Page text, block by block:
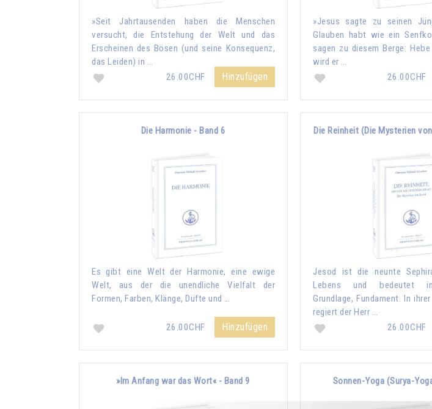
»Seit Jahrtausenden haben die Menschen
versucht, die Entstehung der Welt und das
Erscheinen des Bösen (und seine Konsequenz,
das Leiden) in …
26.00CHF
Hinzufügen
»Jesus sagte zu seinen
Glauben habt wie ein
sagen zu diesem Berge:
wird er …
26.00CHF
Die Harmonie - Band 6
Es gibt eine Welt der Harmonie, eine ewige
Welt, aus der die unendliche Vielfalt der
Formen, Farben, Klänge, Düfte und …
26.00CHF Hinzufügen
Die Reinheit (Die Mysterien
Jesod ist die neunte
Lebens und bedeutet
Grundlage, Fundament. In
regiert der Herr …
26.00CHF
»Im Anfang war das Wort« - Band 9 Sonnen-Yoga (Surya-